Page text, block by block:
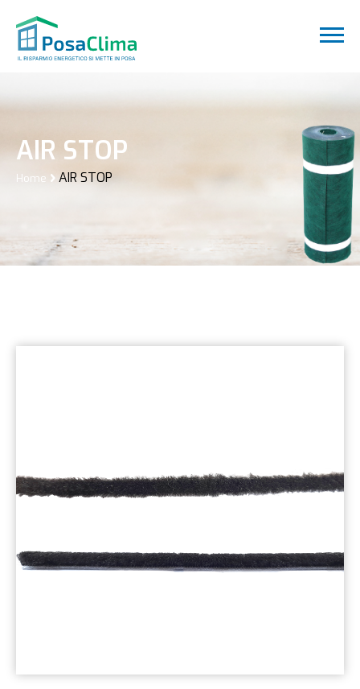
AIR STOP
Home AIR STOP